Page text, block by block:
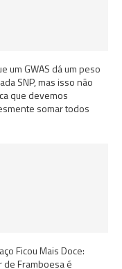
um GWAS dá um peso
SNP, mas isso não
que devemos
somar todos
Ficou Mais Doce:
de Framboesa é